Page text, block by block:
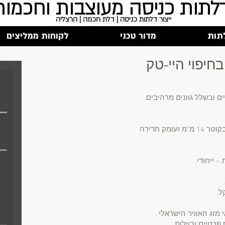
כניסה מעוצבות
ייצור דלתות כניסה | דלת חכמה | הרצליה
מדור טכני לקוחות ממליצים
היי-טק
ובשלל גוונים מרהיבים.
- מנעול רב בריחי מדגם 125 , בריחים בקוטר 14 מ”מ ועומק חדירה
ייחודי.
האוויר הישראלי .